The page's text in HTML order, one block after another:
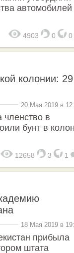
автомобилей
4903 0 0
колонии: 29
20 Мая 2019 в
членство в
бунт в
12658 3 1
18 Мая 2019 в
прибыла
штата